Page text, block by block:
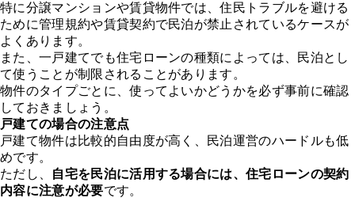
特に分譲マンションや賃貸物件では、住民トラブルを避ける
ために管理規約や賃貸契約で民泊が禁止されているケースが
よくあります。
また、一戸建てでも住宅ローンの種類によっては、民泊とし
て使うことが制限されることがあります。
物件のタイプごとに、使ってよいかどうかを必ず事前に確認
しておきましょう。
戸建ての場合の注意点
戸建て物件は比較的自由度が高く、民泊運営のハードルも低
めです。
ただし、
自宅を民泊に活用する場合には、住宅ローンの契約
内容に注意が必要です。